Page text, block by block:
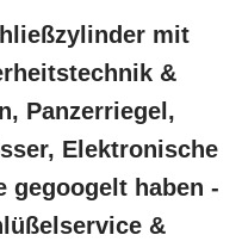
mit
&
Panzerriegel,
Elektronische
gegoogelt haben -
&